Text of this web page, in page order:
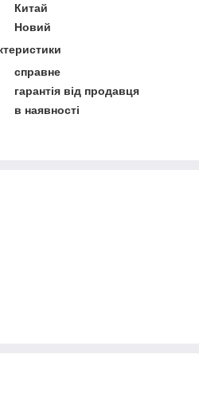
Китай
Новий
справне
гарантія від продавця
в наявності